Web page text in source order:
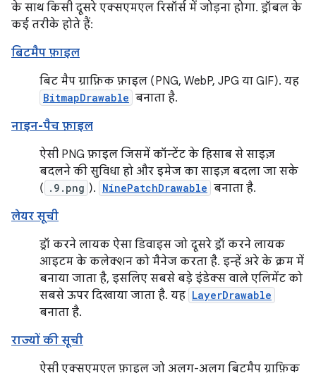
के साथ किसी दूसरे एक्सएमएल रिसॉर्स में जोड़ना होगा. ड्रॉबल के
कई तरीके होते हैं:
बिटमैप फ़ाइल
बिट मैप ग्राफ़िक फ़ाइल (PNG, WebP, JPG या GIF). यह
BitmapDrawable बनाता है.
नाइन-पैच फ़ाइल
ऐसी PNG फ़ाइल जिसमें कॉन्टेंट के हिसाब से साइज़
बदलने की सुविधा हो और इमेज का साइज़ बदला जा सके
( .9.png ). NinePatchDrawable बनाता है.
लेयर सूची
ड्रॉ करने लायक ऐसा डिवाइस जो दूसरे ड्रॉ करने लायक
आइटम के कलेक्शन को मैनेज करता है. इन्हें अरे के क्रम में
बनाया जाता है, इसलिए सबसे बड़े इंडेक्स वाले एलिमेंट को
सबसे ऊपर दिखाया जाता है. यह LayerDrawable
बनाता है.
राज्यों की सूची
ऐसी एक्सएमएल फ़ाइल जो अलग-अलग बिटमैप ग्राफ़िक